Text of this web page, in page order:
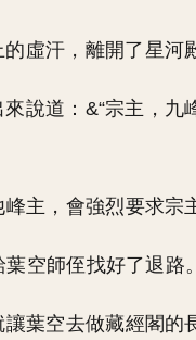
虛汗，離開了星河
說道：&“宗主，九
主，會強烈要求宗
空師侄找好了退路
讓葉空去做藏經閣的